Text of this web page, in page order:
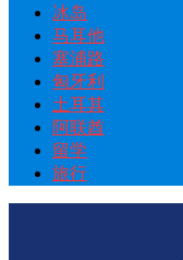
冰岛
马耳他
塞浦路
匈牙利
土耳其
阿联酋
留学
旅行